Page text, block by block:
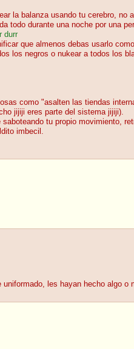
la balanza usando tu cerebro,
todo durante una noche por una
durr
que almenos debas usarlo
los negros o nukear a todos los
como "asalten las tiendas
jijiji eres parte del sistema jijiji).
tu propio movimiento,
imbecil.
les hayan hecho algo o